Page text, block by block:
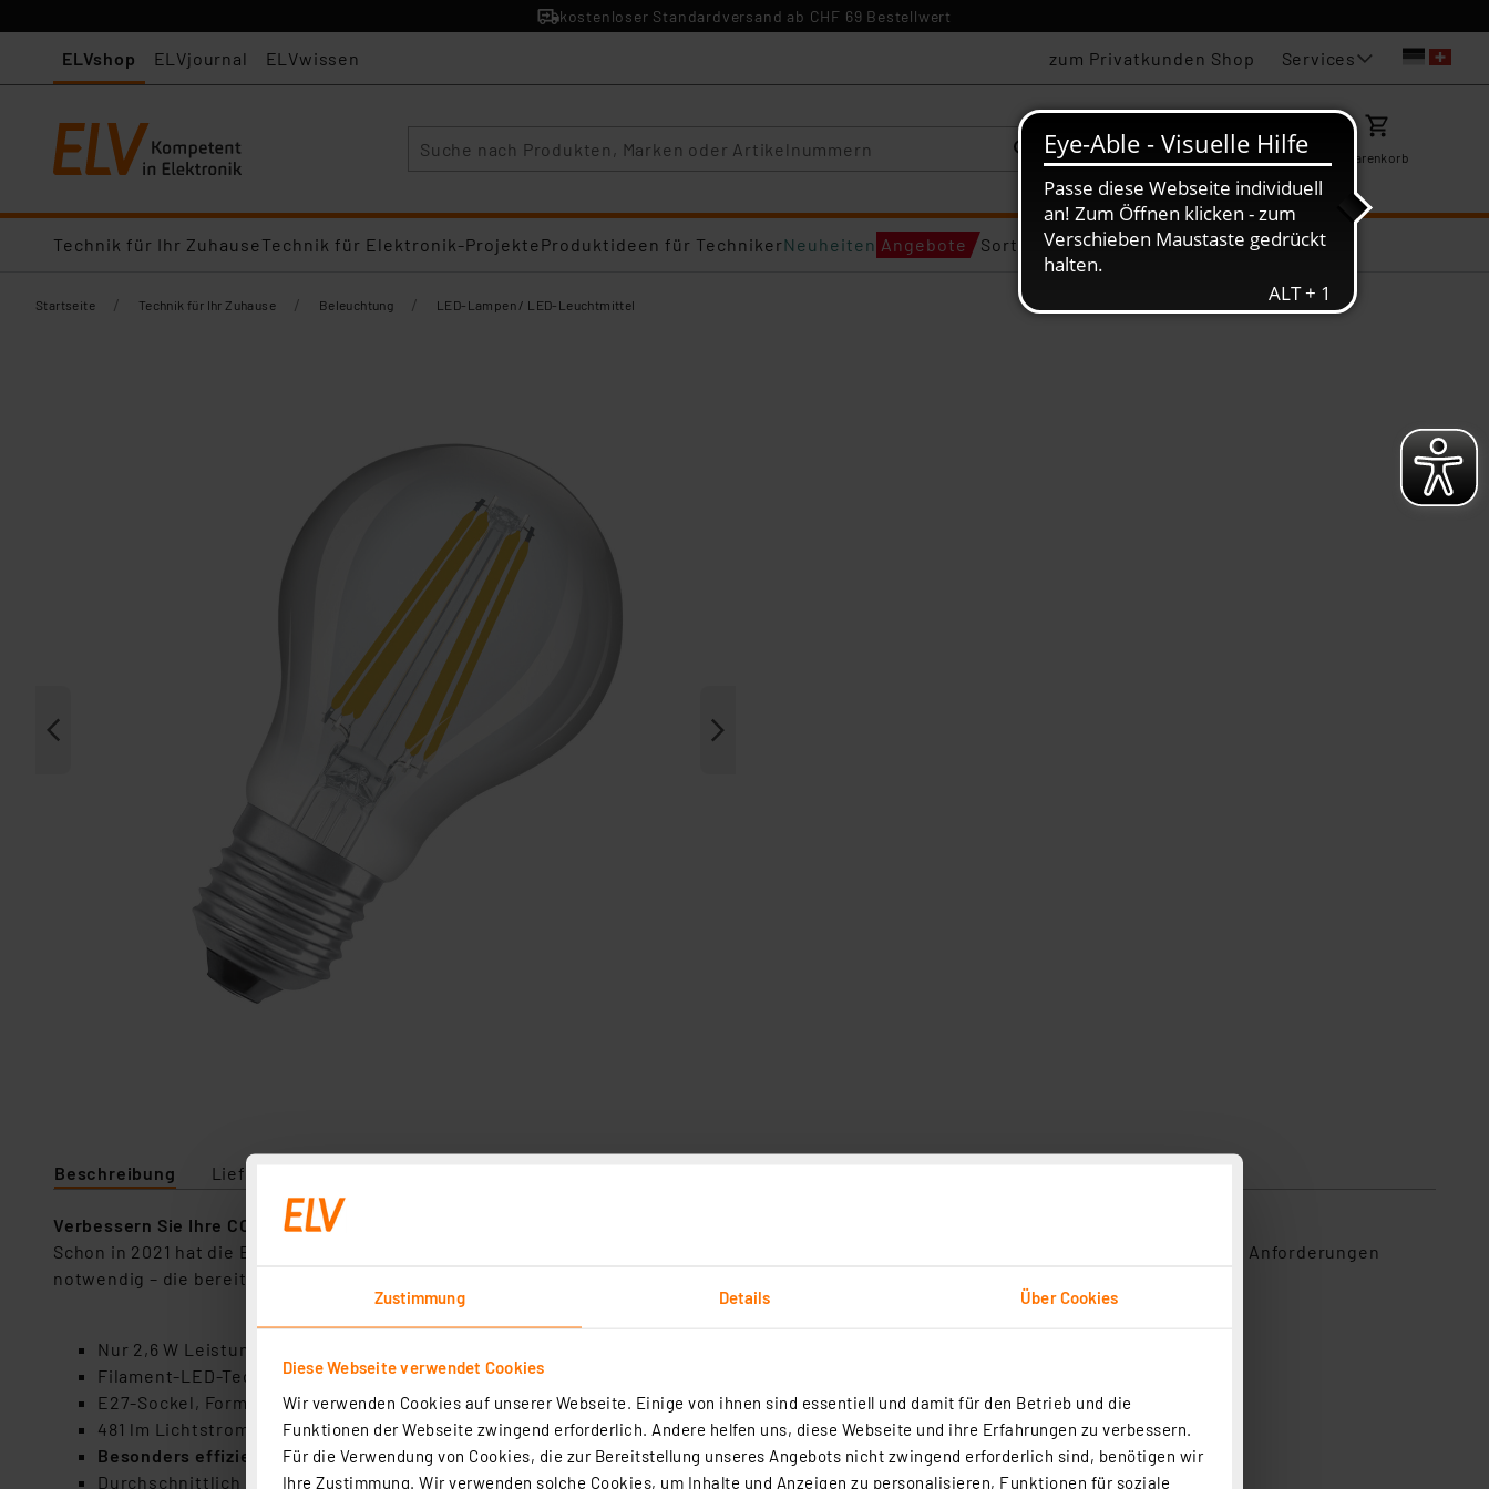
Zustimmung Details Über Cookies
Diese Webseite verwendet Cookies
Wir verwenden Cookies auf unserer Webseite. Einige von ihnen sind essentiell und damit für den Betrieb und die
Funktionen der Webseite zwingend erforderlich. Andere helfen uns, diese Webseite und ihre Erfahrungen zu verbessern.
Für die Verwendung von Cookies, die zur Bereitstellung unseres Angebots nicht zwingend erforderlich sind, benötigen wir
Ihre Zustimmung. Wir verwenden solche Cookies, um Inhalte und Anzeigen zu personalisieren, Funktionen für soziale
kostenloser Standardversand ab CHF 69 Bestellwert
ELVshop ELVjournal ELVwissen zum Privatkunden Shop Services
KarriereMein ELV Merkzettel Warenkorb
Technik für Ihr ZuhauseTechnik für Elektronik-ProjekteProduktideen für TechnikerNeuheiten Angebote Sortiments-Deals
Startseite / Technik für Ihr Zuhause / Beleuchtung / LED-Lampen / LED-Leuchtmittel
Beschreibung Lieferumfang
Verbessern Sie Ihre CO2- und Energiebilanz
Schon in 2021 hat die EU die bekannten Energie-Label auf den neuesten Stand gebracht. Um ein B zu erreichen sind heute deutlich höhere Anforderungen
notwendig – die bereits von den neuen hocheffizienten OSRAM LED-Lampen problemlos erfüllt werden.
Nur 2,6 W Leistungsaufnahme
Filament-LED-Technik, klare Ausführung
E27-Sockel, Form A60
481 lm Lichtstrom
Besonders effizient mit 185 lm/W
Durchschnittlich bis zu 60 % Energiekosten-Ersparnis im Vergleich zu Standard-LED-Lampen